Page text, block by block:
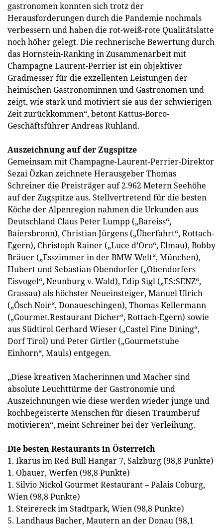
gastronomen konnten sich trotz der
Herausforderungen durch die Pandemie nochmals
verbessern und haben die rot-weiß-rote Qualitätslatte
noch höher gelegt. Die rechnerische Bewertung durch
das Hornstein-Ranking in Zusammenarbeit mit
Champagne Laurent-Perrier ist ein objektiver
Gradmesser für die exzellenten Leistungen der
heimischen Gastronominnen und Gastronomen und
zeigt, wie stark und motiviert sie aus der schwierigen
Zeit zurückkommen“, betont Kattus-Borco-
Geschäftsführer Andreas Ruhland.
Auszeichnung auf der Zugspitze
Gemeinsam mit Champagne-Laurent-Perrier-Direktor
Sezai Özkan zeichnete Herausgeber Thomas
Schreiner die Preisträger auf 2.962 Metern Seehöhe
auf der Zugspitze aus. Stellvertretend für die besten
Köche der Alpenregion nahmen die Urkunden aus
Deutschland Claus Peter Lumpp („Bareiss“,
Baiersbronn), Christian Jürgens („Überfahrt“, Rottach-
Egern), Christoph Rainer („Luce d’Oro“, Elmau), Bobby
Bräuer („Esszimmer in der BMW Welt“, München),
Hubert und Sebastian Obendorfer („Obendorfers
Eisvogel“, Neunburg v. Wald), Edip Sigl („ES:SENZ“,
Grassau) als höchster Neueinsteiger, Manuel Ulrich
(„Ösch Noir“, Donaueschingen), Thomas Kellermann
(„Gourmet.Restaurant Dicher“, Rottach-Egern) sowie
aus Südtirol Gerhard Wieser („Castel Fine Dining“,
Dorf Tirol) und Peter Girtler („Gourmetstube
Einhorn“, Mauls) entgegen.
„Diese kreativen Macherinnen und Macher sind
absolute Leuchttürme der Gastronomie und
Auszeichnungen wie diese werden wieder junge und
kochbegeisterte Menschen für diesen Traumberuf
motivieren“, meint Schreiner bei der Verleihung.
Die besten Restaurants in Österreich
1. Ikarus im Red Bull Hangar 7, Salzburg (98,8 Punkte)
1. Obauer, Werfen (98,8 Punkte)
1. Silvio Nickol Gourmet Restaurant – Palais Coburg,
Wien (98,8 Punkte)
1. Steirereck im Stadtpark, Wien (98,8 Punkte)
5. Landhaus Bacher, Mautern an der Donau (98,1